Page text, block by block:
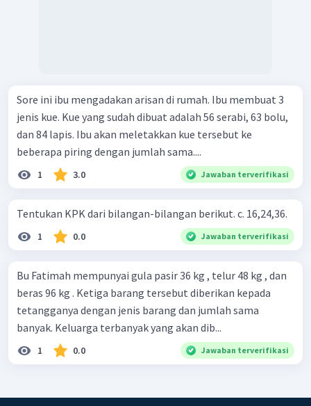
Sore ini ibu mengadakan arisan di rumah. Ibu membuat 3
jenis kue. Kue yang sudah dibuat adalah 56 serabi, 63 bolu,
dan 84 lapis. Ibu akan meletakkan kue tersebut ke
beberapa piring dengan jumlah sama....
1 3.0 Jawaban terverifikasi
Tentukan KPK dari bilangan-bilangan berikut. c. 16,24,36.
1 0.0 Jawaban terverifikasi
Bu Fatimah mempunyai gula pasir 36 kg , telur 48 kg , dan
beras 96 kg . Ketiga barang tersebut diberikan kepada
tetangganya dengan jenis barang dan jumlah sama
banyak. Keluarga terbanyak yang akan dib...
1 0.0 Jawaban terverifikasi